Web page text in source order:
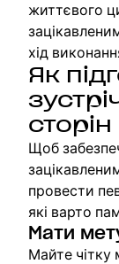
життєвого
хід
Як
сторін
Щоб
провести
які варто
Мати
Майте чітку